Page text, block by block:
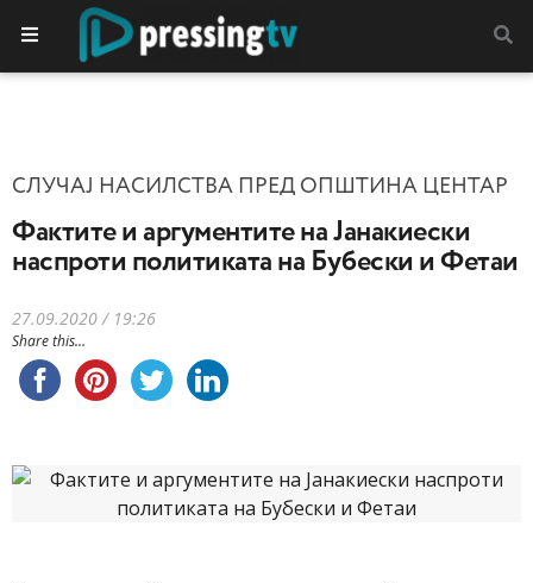
СЛУЧАЈ НАСИЛСТВА ПРЕД ОПШТИНА ЦЕНТАР
Фактите и аргументите на Јанакиески
наспроти политиката на Бубески и Фетаи
27.09.2020 / 19:26
Share this...